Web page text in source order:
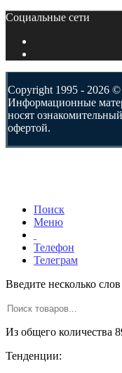
Социальные сети
Copyright 1995 - 2026
Информационные
носят
офертой.
Поиск
Меню
Телефон
Телеграм
Введите несколько
Из общего количества
Тенденции: